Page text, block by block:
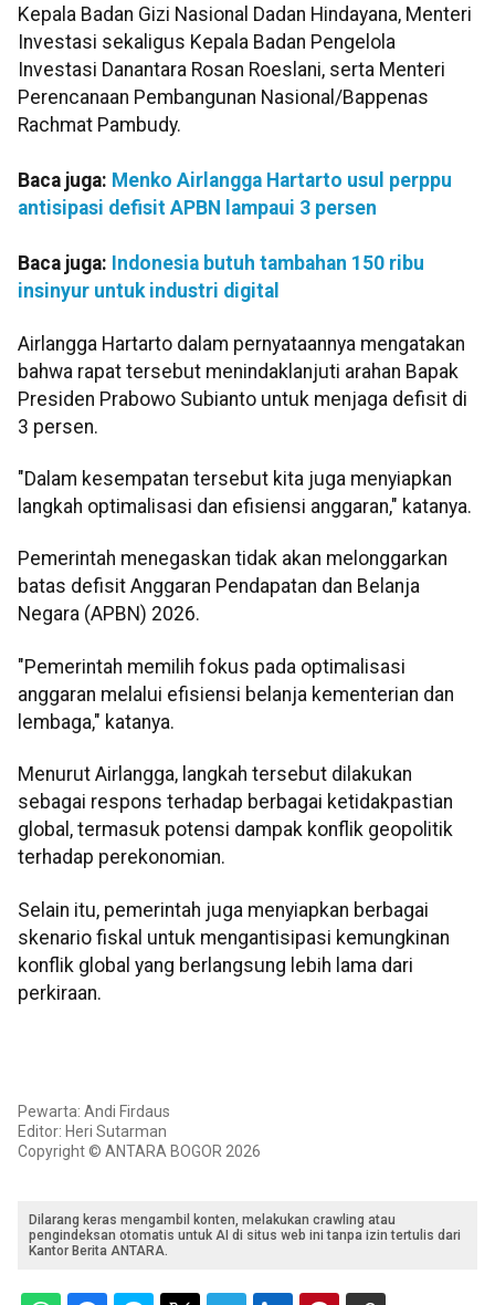
Kepala Badan Gizi Nasional Dadan Hindayana, Menteri
Investasi sekaligus Kepala Badan Pengelola
Investasi Danantara Rosan Roeslani, serta Menteri
Perencanaan Pembangunan Nasional/Bappenas
Rachmat Pambudy.
Baca juga: Menko Airlangga Hartarto usul perppu
antisipasi defisit APBN lampaui 3 persen
Baca juga: Indonesia butuh tambahan 150 ribu
insinyur untuk industri digital
Airlangga Hartarto dalam pernyataannya mengatakan
bahwa rapat tersebut menindaklanjuti arahan Bapak
Presiden Prabowo Subianto untuk menjaga defisit di
3 persen.
"Dalam kesempatan tersebut kita juga menyiapkan
langkah optimalisasi dan efisiensi anggaran," katanya.
Pemerintah menegaskan tidak akan melonggarkan
batas defisit Anggaran Pendapatan dan Belanja
Negara (APBN) 2026.
"Pemerintah memilih fokus pada optimalisasi
anggaran melalui efisiensi belanja kementerian dan
lembaga," katanya.
Menurut Airlangga, langkah tersebut dilakukan
sebagai respons terhadap berbagai ketidakpastian
global, termasuk potensi dampak konflik geopolitik
terhadap perekonomian.
Selain itu, pemerintah juga menyiapkan berbagai
skenario fiskal untuk mengantisipasi kemungkinan
konflik global yang berlangsung lebih lama dari
perkiraan.
Pewarta: Andi Firdaus
Editor: Heri Sutarman
Copyright © ANTARA BOGOR 2026
Dilarang keras mengambil konten, melakukan crawling atau
pengindeksan otomatis untuk AI di situs web ini tanpa izin tertulis dari
Kantor Berita ANTARA.